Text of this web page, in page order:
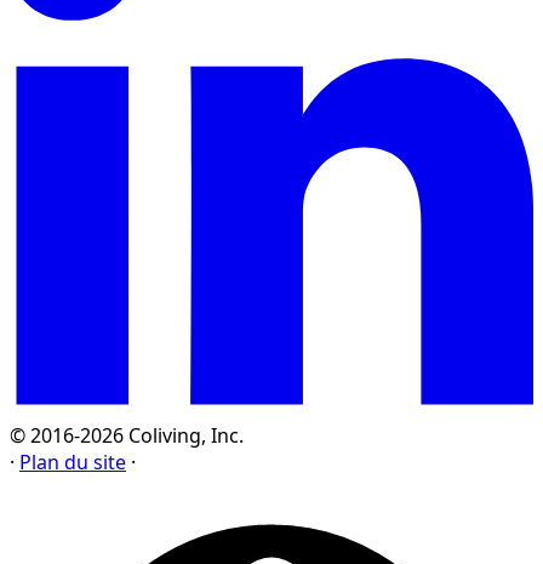
© 2016-2026 Coliving, Inc.
· Plan du site ·